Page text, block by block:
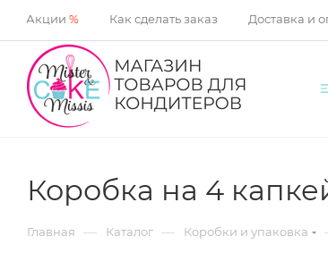
Акции % Как сделать заказ Доставка и
Коробка на 4
Главная — Каталог — Коробки и упаковка